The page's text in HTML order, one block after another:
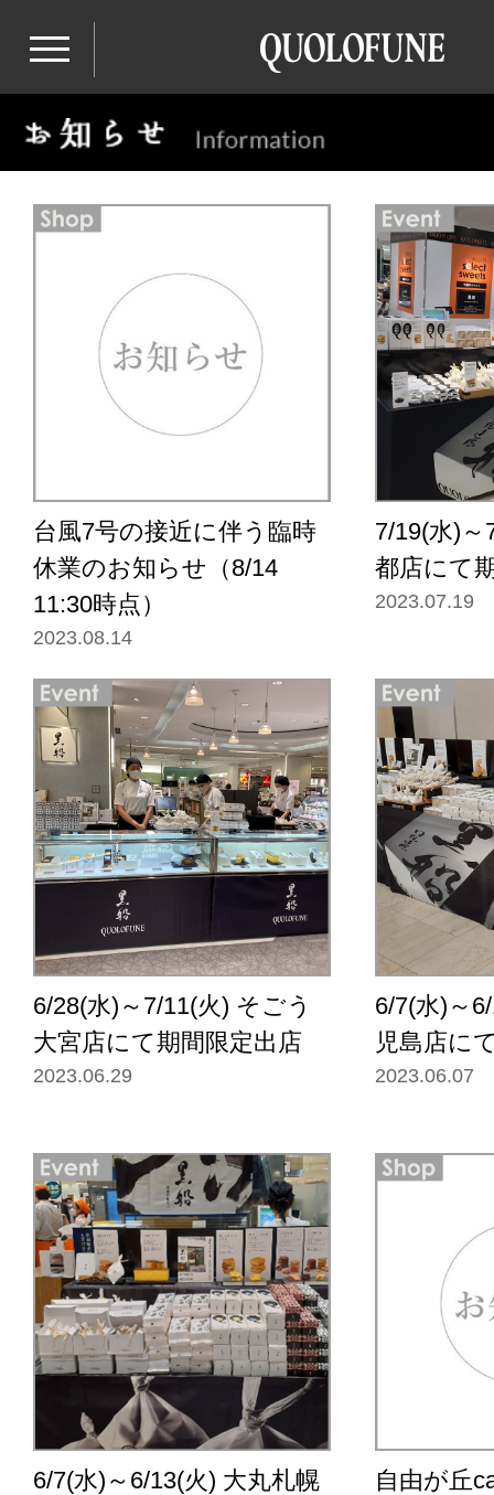
台風7号の接近に伴う臨時
休業のお知らせ（8/14
11:30時点）
2023.08.14
7/19(水)～
都店にて
2023.07.19
6/28(水)～7/11(火) そごう
大宮店にて期間限定出店
2023.06.29
6/7(水)～
児島店に
2023.06.07
6/7(水)～6/13(火) 大丸札幌
自由が丘